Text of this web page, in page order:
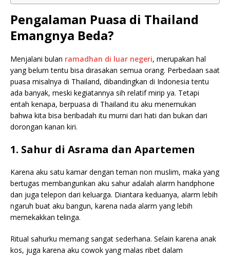
Pengalaman Puasa di Thailand
Emangnya Beda?
Menjalani bulan ramadhan di luar negeri, merupakan hal
yang belum tentu bisa dirasakan semua orang. Perbedaan saat
puasa misalnya di Thailand, dibandingkan di Indonesia tentu
ada banyak, meski kegiatannya sih relatif mirip ya. Tetapi
entah kenapa, berpuasa di Thailand itu aku menemukan
bahwa kita bisa beribadah itu murni dari hati dan bukan dari
dorongan kanan kiri.
1. Sahur di Asrama dan Apartemen
Karena aku satu kamar dengan teman non muslim, maka yang
bertugas membangunkan aku sahur adalah alarm handphone
dan juga telepon dari keluarga. Diantara keduanya, alarm lebih
ngaruh buat aku bangun, karena nada alarm yang lebih
memekakkan telinga.
Ritual sahurku memang sangat sederhana. Selain karena anak
kos, juga karena aku cowok yang malas ribet dalam